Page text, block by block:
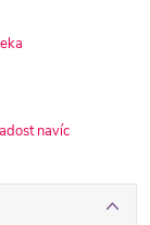
navíc